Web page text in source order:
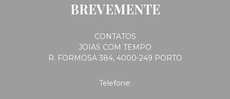
BREVEMENTE
CONTATOS
JOIAS COM TEMPO
R. FORMOSA 384, 4000-249 PORTO
Telefone: